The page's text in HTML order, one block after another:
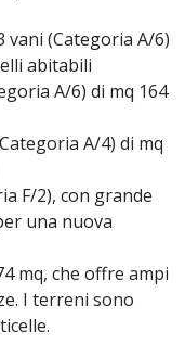
(Categoria A/6)
abitabili
A/6) di mq 164
A/4) di mq
F/2), con grande
una nuova
mq, che offre ampi
I terreni sono